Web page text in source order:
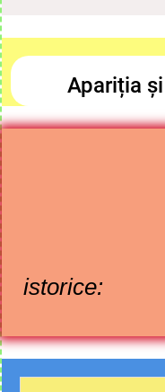
Apariția
istorice: